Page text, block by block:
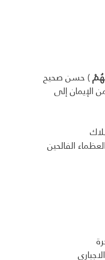
) حسن صحيح
الإيمان إلى